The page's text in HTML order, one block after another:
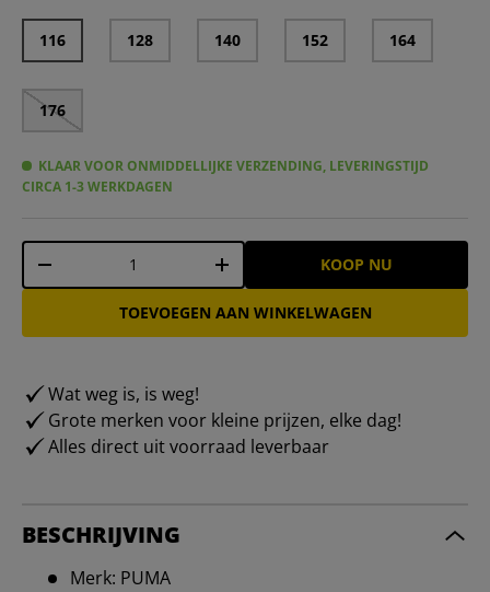
116 128 140 152 164
176
KLAAR VOOR ONMIDDELLIJKE VERZENDING, LEVERINGSTIJD
CIRCA 1-3 WERKDAGEN
Aantal
-
+ KOOP NU
TOEVOEGEN AAN WINKELWAGEN
Wat weg is, is weg!
Grote merken voor kleine prijzen, elke dag!
Alles direct uit voorraad leverbaar
BESCHRIJVING
Merk: PUMA